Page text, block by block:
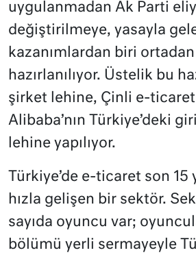
uygulanmadan Ak Parti
değiştirilmeye, yasayla
kazanımlardan biri ortadan
hazırlanılıyor. Üstelik bu
şirket lehine, Çinli e-
Alibaba’nın Türkiye’deki
lehine yapılıyor.
Türkiye’de e-ticaret son 15
hızla gelişen bir sektör.
sayıda oyuncu var;
bölümü yerli sermayeyle